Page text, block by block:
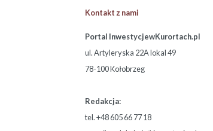
Kontakt z nami
Portal InwestycjewKurortach.pl
ul. Artyleryska 22A lokal 49
78-100 Kołobrzeg
Redakcja:
tel. +48 605 66 77 18